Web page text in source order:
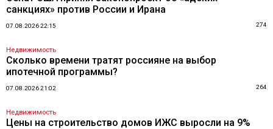
санкциях» против России и Ирана
07.08.2026 22:15 274
Недвижимость
Сколько времени тратят россияне на выбор
ипотечной программы?
07.08.2026 21:02 264
Недвижимость
Цены на строительство домов ИЖС выросли на 9%